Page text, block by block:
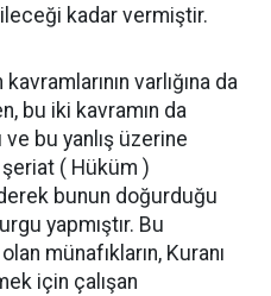
kadar vermiştir.
varlığına da
bu iki kavramın da
ve bu yanlış üzerine
şeriat ( Hüküm )
bunun doğurduğu
yapmıştır. Bu
münafıkların, Kuranı
için çalışan